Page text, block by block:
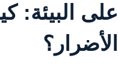
على البيئة:
الأضرار؟